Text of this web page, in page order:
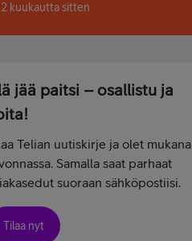
2 kuukautta sitten
jää paitsi – osallistu ja
Telian uutiskirje ja olet mukana
Samalla saat parhaat
suoraan sähköpostiisi.
Tilaa nyt